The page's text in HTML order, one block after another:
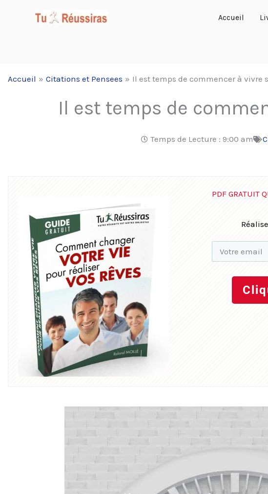
Accueil
Accueil Citations et Pensees Il est temps de commencer à vivre
Il est temps de
Temps de Lecture : 9:00 am
PDF GRATUIT